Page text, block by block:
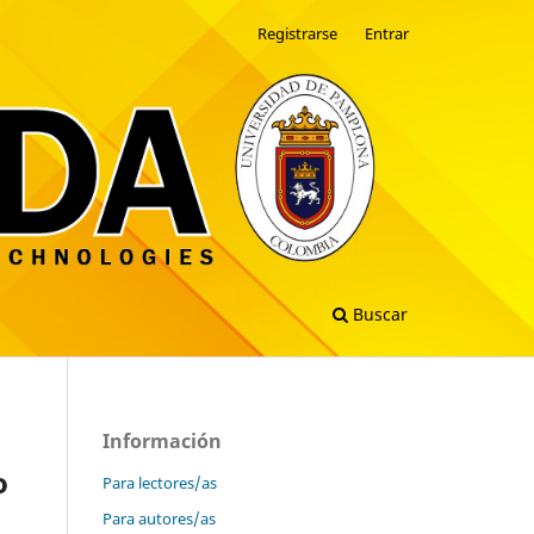
Buscar
Registrarse Entrar
Información
Para lectores/as
Para autores/as